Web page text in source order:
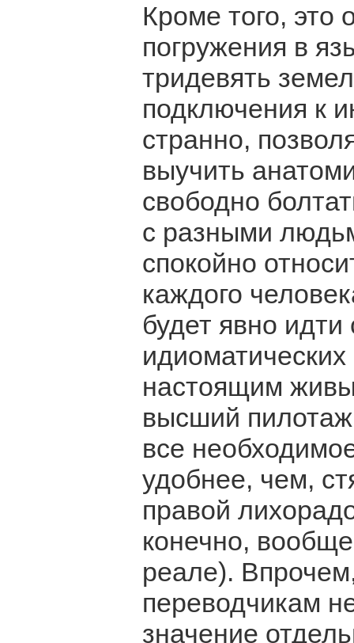
Кроме того, это
погружения в
тридевять
подключения к
странно,
выучить
свободно
с разными
спокойно
каждого
будет явно
настоящим
высший
все
удобнее, чем,
правой
конечно,
реале).
переводчикам
значение